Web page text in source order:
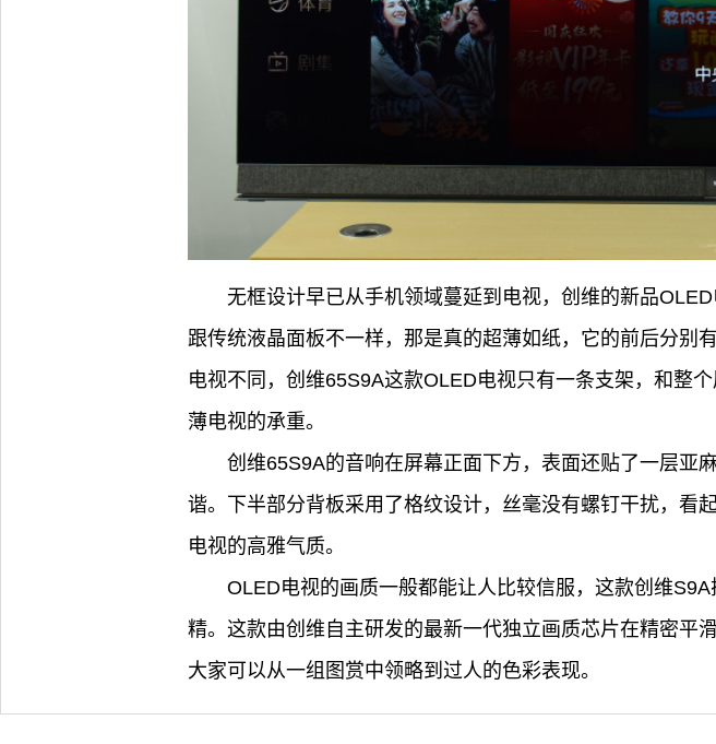
无框设计早已从手机领域蔓延到电视，创维的新品
跟传统液晶面板不一样，那是真的超薄如纸，它的前后分别
电视不同，创维65S9A这款OLED电视只有一条支架，和整
薄电视的承重。
创维65S9A的音响在屏幕正面下方，表面还贴了一层亚
谐。下半部分背板采用了格纹设计，丝毫没有螺钉干扰，看
电视的高雅气质。
OLED电视的画质一般都能让人比较信服，这款创维
精。这款由创维自主研发的最新一代独立画质芯片在精密平
大家可以从一组图赏中领略到过人的色彩表现。